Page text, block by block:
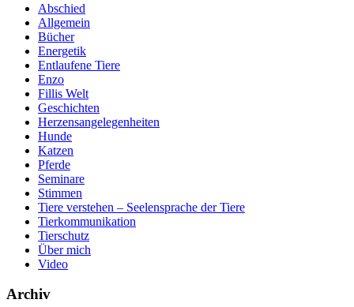
Abschied
Allgemein
Bücher
Energetik
Entlaufene Tiere
Enzo
Fillis Welt
Geschichten
Herzensangelegenheiten
Hunde
Katzen
Pferde
Seminare
Stimmen
Tiere verstehen – Seelensprache der Tiere
Tierkommunikation
Tierschutz
Über mich
Video
Archiv